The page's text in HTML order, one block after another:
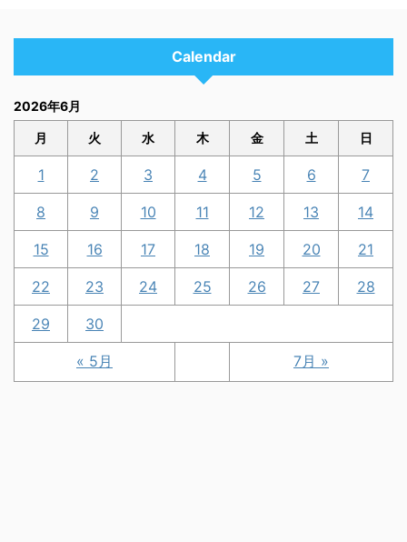
Calendar
2026年6月
月 火 水 木 金 土 日
« 5月 7月 »
1 2 3 4 5 6 7
8 9 10 11 12 13 14
15 16 17 18 19 20 21
22 23 24 25 26 27 28
29 30